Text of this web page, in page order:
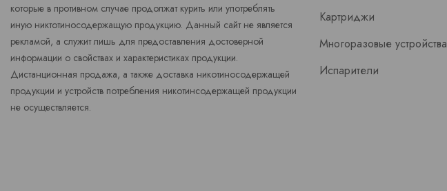
которые в противном случае продолжат курить или употреблять
иную никтотиносодержащую продукцию. Данный сайт не является
рекламой, а служит лишь для предоставления достоверной
информации о свойствах и характеристиках продукции.
Дистанционная продажа, а также доставка никотиносодержащей
продукции и устройств потребления никотинсодержащей продукции
не осуществляется.
Картриджи
Многоразовые устройства
Испарители